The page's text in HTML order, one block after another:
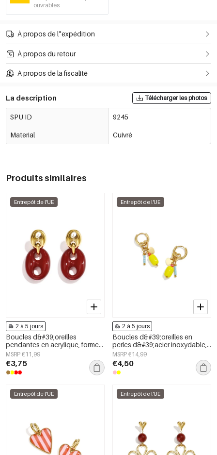
ouvrables
À propos de l"expédition
À propos du retour
À propos de la fiscalité
La description Télécharger les photos
SPU ID 9245
Material Cuivré
Produits similaires
Entrepôt de l'UE
2 à 5 jours
Boucles d&#39;oreilles
pendantes en acrylique, forme
géométrique, collection simple
et décontractée pour femmes
MSRP €11,99
€3,75
Entrepôt de l'UE
2 à 5 jours
Boucles d&#39;oreilles en
perles d&#39;acier inoxydable,
forme elliptique, collection
simple et mignonne pour le
quotidien, bijoux pour femmes
MSRP €14,99
€4,50
Entrepôt de l'UE Entrepôt de l'UE